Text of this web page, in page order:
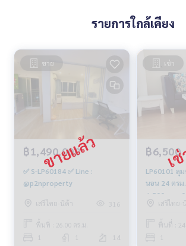
รายการใกล้เคียง
ขาย
฿1,490,000
✅ S-LP60184 ✅ Line :
@p2nproperty
เสรีไทย-นิด้า 316
พื้นที่ : 26.00 ตร.ม.
14
เช่า
฿6,500
LP60101 ลุมพินี รามฯ60 กั้น
นอน 24 ตรม
6,500 บาท
เสรีไทย-นิ
พื้นที่ :